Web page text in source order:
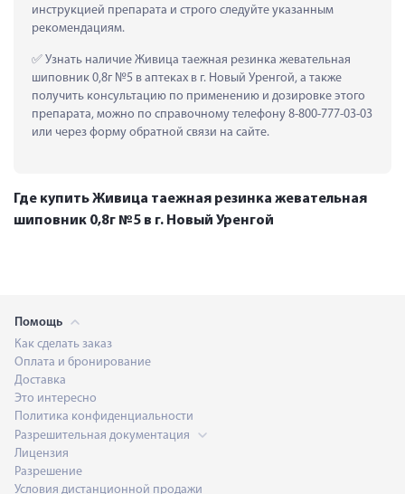
инструкцией препарата и строго следуйте указанным
рекомендациям.
Узнать наличие Живица таежная резинка жевательная
шиповник 0,8г №5 в аптеках в г. Новый Уренгой, а также
получить консультацию по применению и дозировке этого
препарата, можно по справочному телефону 8-800-777-03-03
или через форму обратной связи на сайте.
Где купить Живица таежная резинка жевательная
шиповник 0,8г №5 в г. Новый Уренгой
Помощь
Как сделать заказ
Оплата и бронирование
Доставка
Это интересно
Политика конфиденциальности
Разрешительная документация
Лицензия
Разрешение
Условия дистанционной продажи